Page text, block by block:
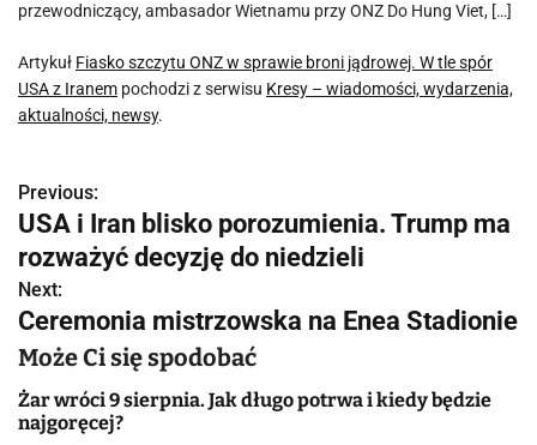
przewodniczący, ambasador Wietnamu przy ONZ Do Hung Viet, […]
Artykuł Fiasko szczytu ONZ w sprawie broni jądrowej. W tle spór
USA z Iranem pochodzi z serwisu Kresy – wiadomości, wydarzenia,
aktualności, newsy.
N
a
w
i
g
a
Previous:
USA i Iran blisko porozumienia. Trump ma
rozważyć decyzję do niedzieli
Next:
Ceremonia mistrzowska na Enea Stadionie
Może Ci się spodobać
Żar wróci 9 sierpnia. Jak długo potrwa i kiedy będzie
najgoręcej?